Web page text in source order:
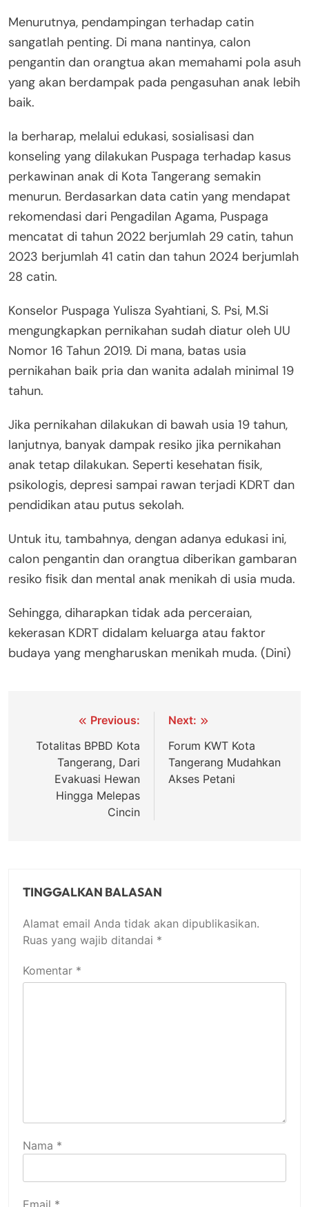
Menurutnya, pendampingan terhadap catin
sangatlah penting. Di mana nantinya, calon
pengantin dan orangtua akan memahami pola asuh
yang akan berdampak pada pengasuhan anak lebih
baik.
Ia berharap, melalui edukasi, sosialisasi dan
konseling yang dilakukan Puspaga terhadap kasus
perkawinan anak di Kota Tangerang semakin
menurun. Berdasarkan data catin yang mendapat
rekomendasi dari Pengadilan Agama, Puspaga
mencatat di tahun 2022 berjumlah 29 catin, tahun
2023 berjumlah 41 catin dan tahun 2024 berjumlah
28 catin.
Konselor Puspaga Yulisza Syahtiani, S. Psi, M.Si
mengungkapkan pernikahan sudah diatur oleh UU
Nomor 16 Tahun 2019. Di mana, batas usia
pernikahan baik pria dan wanita adalah minimal 19
tahun.
Jika pernikahan dilakukan di bawah usia 19 tahun,
lanjutnya, banyak dampak resiko jika pernikahan
anak tetap dilakukan. Seperti kesehatan fisik,
psikologis, depresi sampai rawan terjadi KDRT dan
pendidikan atau putus sekolah.
Untuk itu, tambahnya, dengan adanya edukasi ini,
calon pengantin dan orangtua diberikan gambaran
resiko fisik dan mental anak menikah di usia muda.
Sehingga, diharapkan tidak ada perceraian,
kekerasan KDRT didalam keluarga atau faktor
budaya yang mengharuskan menikah muda. (Dini)
Navigasi
pos
Previous:
Totalitas BPBD Kota
Tangerang, Dari
Evakuasi Hewan
Hingga Melepas
Cincin
Next:
Forum KWT Kota
Tangerang Mudahkan
Akses Petani
TINGGALKAN BALASAN
Alamat email Anda tidak akan dipublikasikan.
Ruas yang wajib ditandai *
Komentar *
Nama *
Email *